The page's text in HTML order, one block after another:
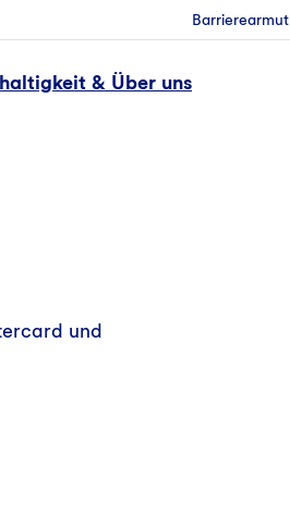
Barrierearmut
& Über uns
und